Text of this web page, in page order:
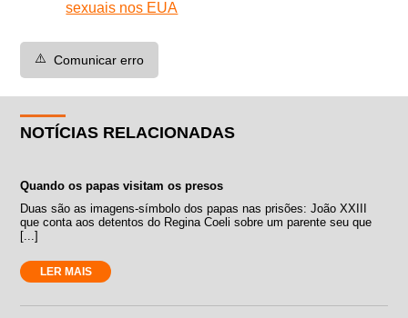
sexuais nos EUA
⚠️ Comunicar erro
NOTÍCIAS RELACIONADAS
Quando os papas visitam os presos
Duas são as imagens-símbolo dos papas nas prisões: João XXIII
que conta aos detentos do Regina Coeli sobre um parente seu que
[...]
LER MAIS